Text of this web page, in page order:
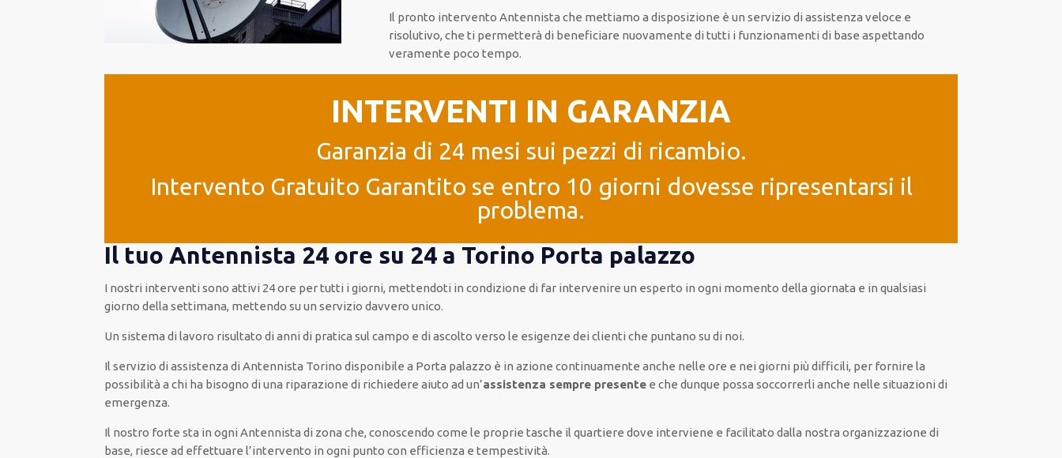
Il pronto intervento Antennista che mettiamo a disposizione è un servizio di assistenza veloce e
risolutivo, che ti permetterà di beneficiare nuovamente di tutti i funzionamenti di base aspettando
veramente poco tempo.
INTERVENTI IN GARANZIA
Garanzia di 24 mesi sui pezzi di ricambio.
Intervento Gratuito Garantito se entro 10 giorni dovesse ripresentarsi il
problema.
Il tuo Antennista 24 ore su 24 a Torino Porta palazzo
I nostri interventi sono attivi 24 ore pertutti i giorni, mettendoti in condizione di far intervenire un esperto inogni momento della giornata e inqualsiasi
giorno della settimana, mettendo su un serviziodavvero unico.
Un sistema di lavoro risultato di anni di pratica sul campo e di ascolto verso le esigenzedei clienti che puntano su di noi.
Il servizio di assistenza di Antennista Torinodisponibile a Porta palazzo è in azione continuamente anche nelle ore e nei giorni piùdifficili, per fornire la
possibilità a chi ha bisogno di una riparazione di richiedere aiuto ad un’assistenza sempre presente e chedunque possa soccorrerli anche nelle situazioni di
emergenza.
Il nostro forte sta in ogni Antennista di zona che, conoscendo come le proprie tasche il quartiere dove interviene e facilitato dalla nostra organizzazione di
base, riesce ad effettuare l’intervento in ogni punto con efficienza e tempestività.